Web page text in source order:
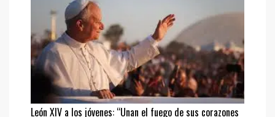
León XIV a los jóvenes: “Unan el fuego de sus corazones